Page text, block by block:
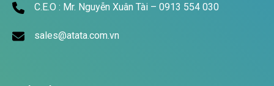
C.E.O : Mr. Nguyễn Xuân Tài – 0913 554 030
sales@atata.com.vn